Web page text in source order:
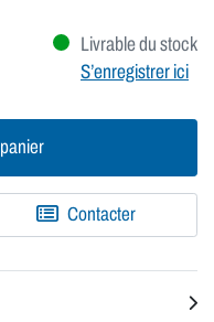
Livrable du stock
S’enregistrer ici
Contacter